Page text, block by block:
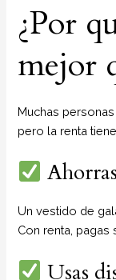
¿Por
mejor
Muchas
pero la renta
Un vestido de
Con renta, pagas
Usas